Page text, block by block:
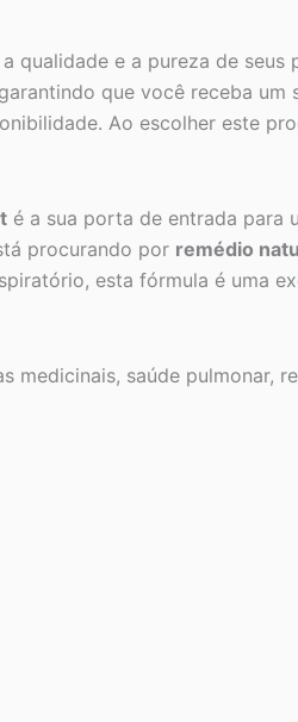
qualidade e a pureza de seus
que você receba um
Ao escolher este
é a sua porta de entrada para
procurando por remédio
esta fórmula é uma
saúde pulmonar,